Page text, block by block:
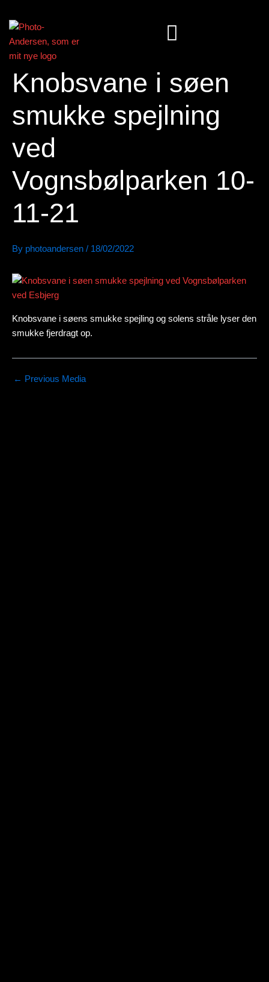
Knobsvane i søen
smukke spejlning
ved
Vognsbølparken 10-
11-21
By photoandersen / 18/02/2022
Knobsvane i søens smukke spejling og solens stråle lyser den
smukke fjerdragt op.
← Previous Media